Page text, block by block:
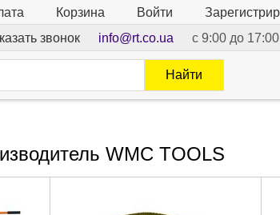
Корзина Войти
звонок info@rt.co.ua с 9:00 до
Найти
WMC TOOLS